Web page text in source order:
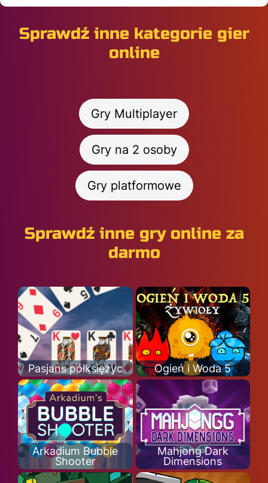
Sprawdź inne kategorie gier
online
Gry Multiplayer
Gry na 2 osoby
Gry platformowe
Sprawdź inne gry online za
darmo
Pasjans półksiężyc Ogień i Woda 5
Arkadium Bubble
Shooter
Mahjong Dark
Dimensions